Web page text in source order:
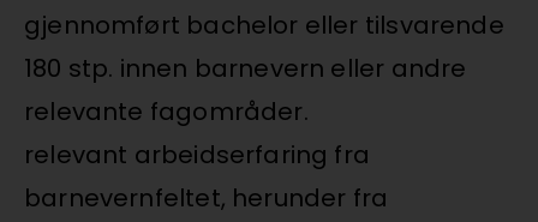
gjennomført bachelor eller tilsvarende
180 stp. innen barnevern eller andre
relevante fagområder.
relevant arbeidserfaring fra
barnevernfeltet, herunder fra